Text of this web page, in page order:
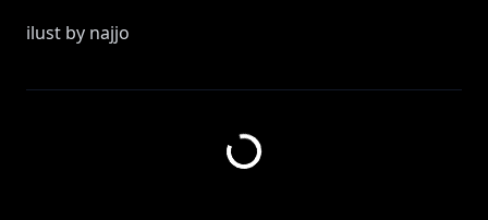
ilust by najjo
https://www.youtube.com/channel/UCmWqYB6y8gS